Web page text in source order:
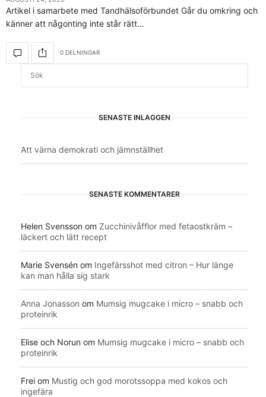
Artikel i samarbete med Tandhälsoförbundet Går du omkring och
känner att någonting inte står rätt…
0 DELNINGAR
SENASTE INLÄGGEN
Att värna demokrati och jämnställhet
SENASTE KOMMENTARER
Helen Svensson om Zucchinivåfflor med fetaostkräm –
läckert och lätt recept
Marie Svensén om Ingefärsshot med citron – Hur länge
kan man hålla sig stark
Anna Jonasson om Mumsig mugcake i micro – snabb och
proteinrik
Elise och Norun om Mumsig mugcake i micro – snabb och
proteinrik
Frei om Mustig och god morotssoppa med kokos och
ingefära